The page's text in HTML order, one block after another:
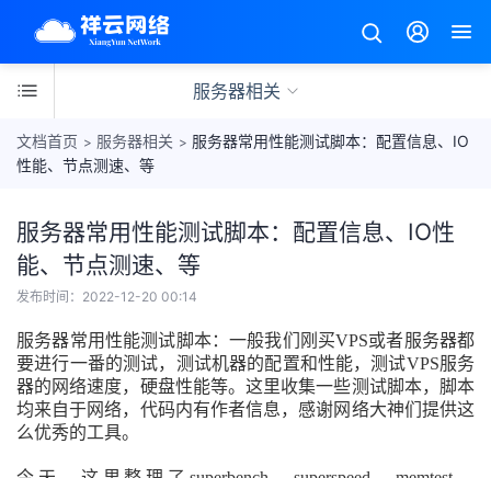
服务器相关
服
务
器
相
关
文档首页 > 服务器相关 > 服务器常用性能测试脚本：配置信息、IO
性能、节点测速、等
服务器常用性能测试脚本：配置信息、IO性
能、节点测速、等
发布时间： 2022-12-20 00:14
服务器常用性能测试脚本：一般我们刚买VPS或者服务器都
要进行一番的测试，测试机器的配置和性能，测试VPS服务
器的网络速度，硬盘性能等。这里收集一些测试脚本，脚本
均来自于网络，代码内有作者信息，感谢网络大神们提供这
么优秀的工具。